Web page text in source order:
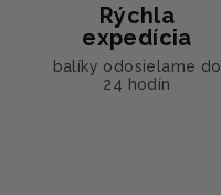
Rýchla
expedícia
balíky odosielame do
24 hodín